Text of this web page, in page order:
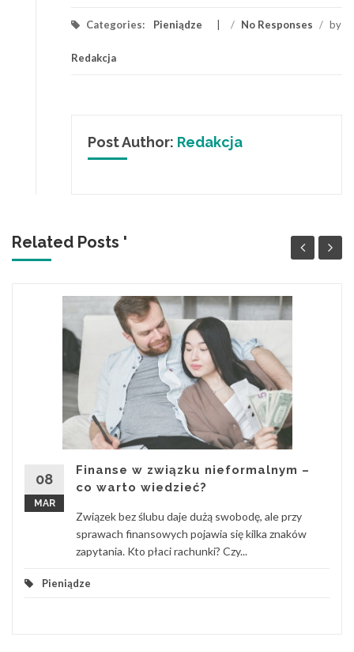
Categories: Pieniądze / No Responses / by
Redakcja
Post Author: Redakcja
Related Posts '
08
MAR
Finanse w związku nieformalnym –
co warto wiedzieć?
Związek bez ślubu daje dużą swobodę, ale przy
sprawach finansowych pojawia się kilka znaków
zapytania. Kto płaci rachunki? Czy...
Pieniądze